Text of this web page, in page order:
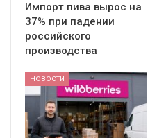
Импорт пива вырос на
37% при падении
российского
производства
НОВОСТИ